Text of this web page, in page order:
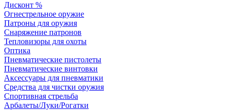
Дисконт %
Огнестрельное оружие
Патроны для оружия
Снаряжение патронов
Тепловизоры для охоты
Оптика
Пневматические пистолеты
Пневматические винтовки
Аксессуары для пневматики
Средства для чистки оружия
Спортивная стрельба
Арбалеты/Луки/Рогатки